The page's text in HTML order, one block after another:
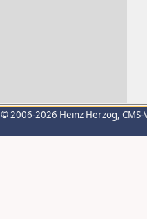
© 2006-2026 Heinz Herzog,